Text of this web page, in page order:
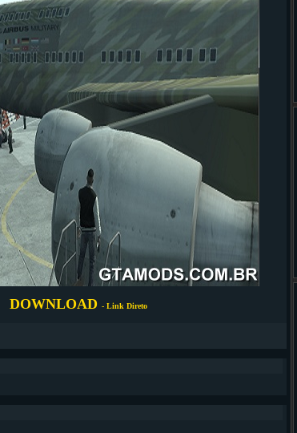
DOWNLOAD - Link Direto